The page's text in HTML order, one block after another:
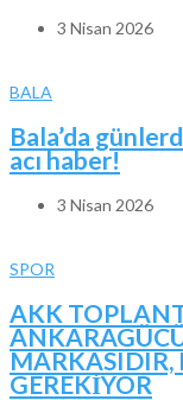
3 Nisan 2026
BALA
Bala’da
acı haber!
3 Nisan 2026
SPOR
AKK
MARKASIDIR,
GEREKİYOR